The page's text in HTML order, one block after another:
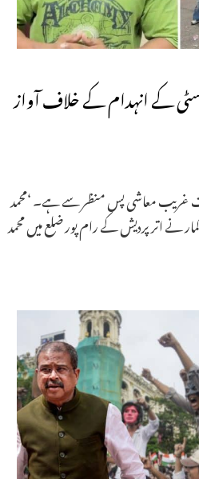
کے انہدام کے خلاف آواز
غریب معاشی پس منظر سے ہے۔ ‘محمد
نے اتر پردیش کے رام پور ضلع میں محمد